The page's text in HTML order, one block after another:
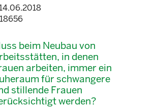
beim Neubau von
in denen
arbeiten, immer ein
für schwangere
stillende Frauen
werden?